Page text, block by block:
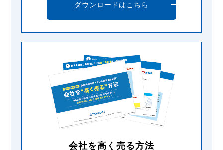
ダウンロードはこちら
会社を高く売る方法